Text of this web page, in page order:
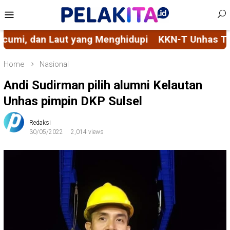
to
content
Menu
KKN-T Unhas Tingkatkan Tata Kelola
Home Nasional
Andi Sudirman pilih alumni Kelautan
Unhas pimpin DKP Sulsel
Redaksi
30/05/2022
2,014 views